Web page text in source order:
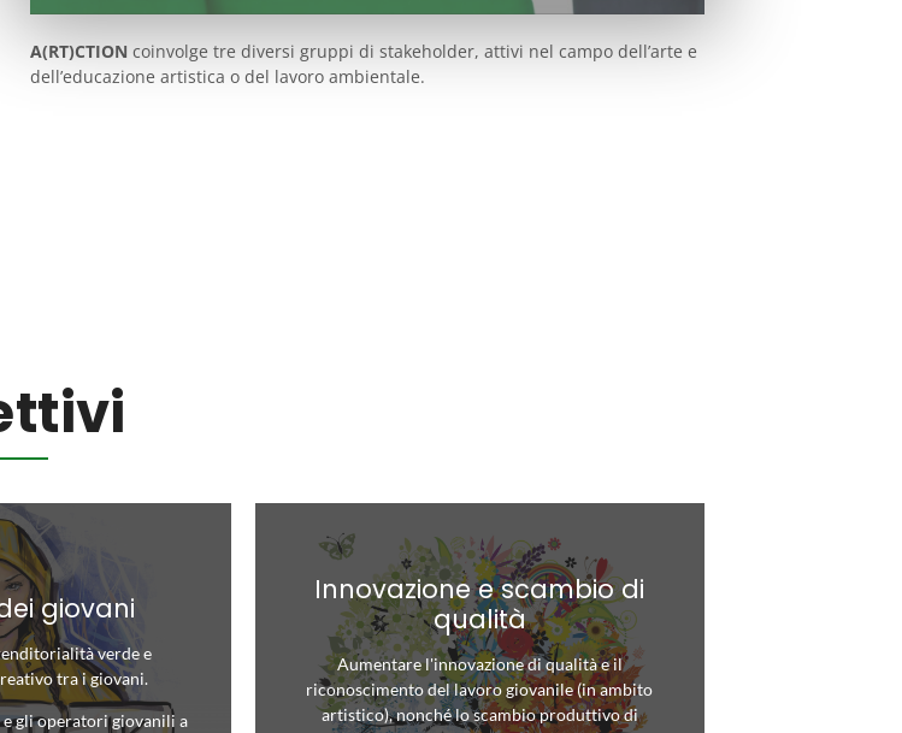
A(RT)CTION coinvolge tre diversi gruppi di stakeholder, attivi nel campo dell’arte e
dell’educazione artistica o del lavoro ambientale.
giovani
verde e
tra i giovani.
gli operatori giovanili a
Innovazione e scambio di
qualità
Aumentare l'innovazione di qualità e il
riconoscimento del lavoro giovanile (in ambito
artistico), nonché lo scambio produttivo di